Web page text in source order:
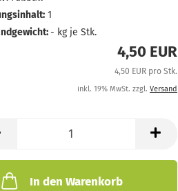
1
- kg je Stk.
4,50 EUR
4,50 EUR pro Stk.
inkl. 19% MwSt. zzgl. Versand
In den Warenkorb